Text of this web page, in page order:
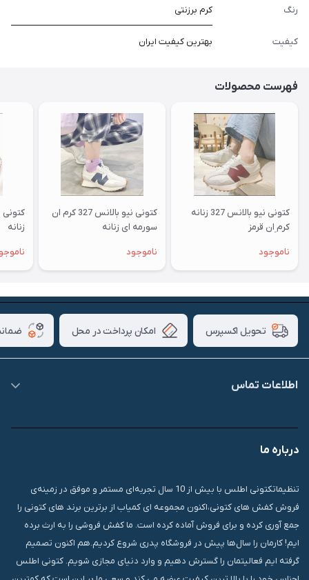
رنگ کرم برزنتی
کیفیت بهترین کیفیت ایران
فهرست محصولات
کتونی نیو بالانس 327 زنانه
کرم ِان قرمز
ناموجود
کتونی نیو بالانس 327 کرم ان
سورمه ای زنانه
ناموجود
زنانه
تحویل اکسپرس امکان پرداخت در محل
اطلاعات تماس
درباره ما
تنظیماتکتونی اطلس با بیش از 10 سال تجربه‌ای مستمر و موفق در زمینه‌ی
فروش کفش های کتونی،اکنون مجموعه ای کمیاب از برترین برند های کتونی را
جمع آوری کرده و برای فروش آماده کرده است. ما کفش فروشی را به ارث برده
ایم! کارمان را سال‌ها پیش در فروشگاه پدری شروع کردیم.هم اکنون تصمیم
گرفته ایم فعالیتمان را گسترش دهیم و وارد دنیای مجازی شویم. کتونی اطلس